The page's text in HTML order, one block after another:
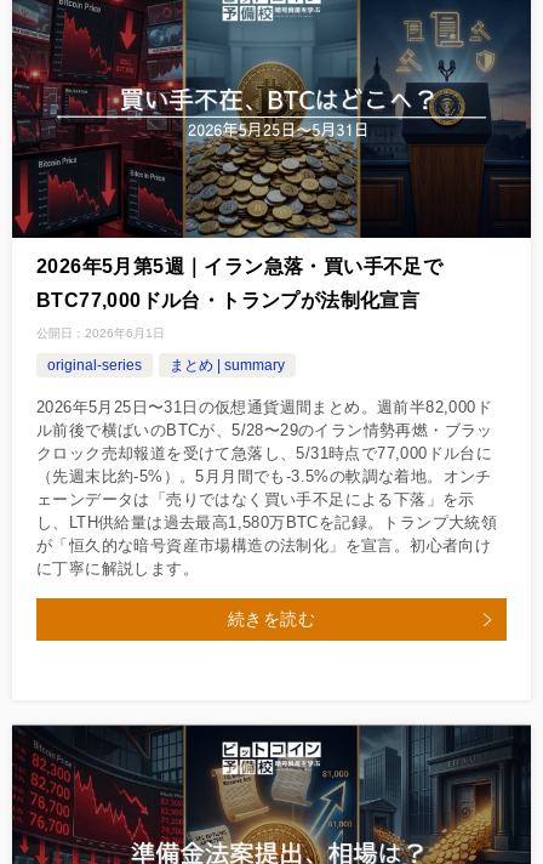
2026年5月第5週｜イラン急落・買い手不足で
BTC77,000ドル台・トランプが法制化宣言
公開日： 2026年6月1日
original-series まとめ | summary
2026年5月25日〜31日の仮想通貨週間まとめ。週前半82,000ド
ル前後で横ばいのBTCが、5/28〜29のイラン情勢再燃・ブラッ
クロック売却報道を受けて急落し、5/31時点で77,000ドル台に
（先週末比約-5%）。5月月間でも-3.5%の軟調な着地。オンチ
ェーンデータは「売りではなく買い手不足による下落」を示
し、LTH供給量は過去最高1,580万BTCを記録。トランプ大統領
が「恒久的な暗号資産市場構造の法制化」を宣言。初心者向け
に丁寧に解説します。
続きを読む